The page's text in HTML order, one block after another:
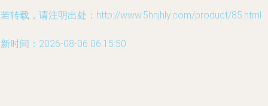
转载，请注明出处：http://www.5hnjhly.com/product/85.html
时间：2026-08-06 06:15:50